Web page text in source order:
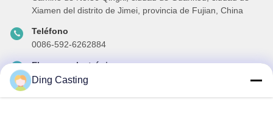
Xiamen del distrito de Jimei, provincia de Fujian, China
Teléfono
0086-592-6262884
El correo electrónico
dzivy@idzxm.cn
Ding Casting